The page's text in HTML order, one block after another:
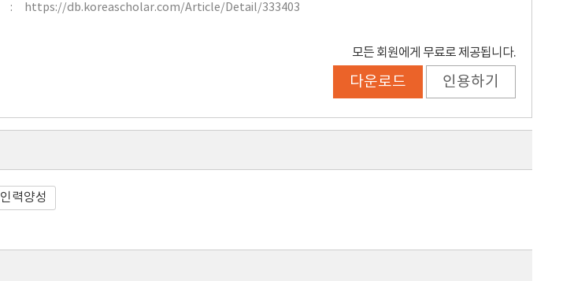
https://db.koreascholar.com/Article/Detail/333403
모든 회원에게 무료로 제공됩니다.
다운로드 인용하기
인력양성